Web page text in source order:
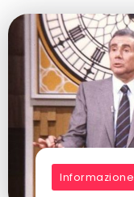
Informazione